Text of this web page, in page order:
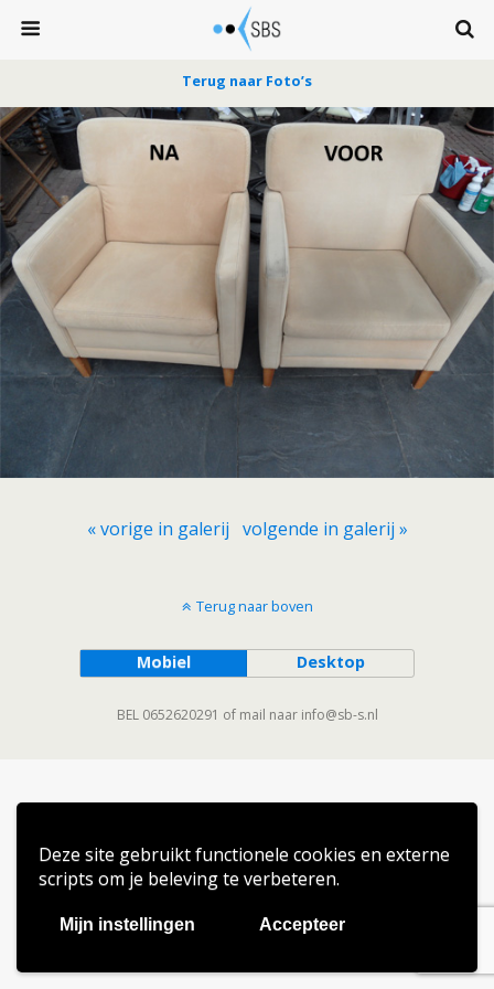
Deze site gebruikt functionele cookies en externe
scripts om je beleving te verbeteren.
Mijn instellingen Accepteer
Terug naar Foto’s
« vorige in galerij volgende in galerij »
Terug naar boven
Mobiel Desktop
BEL 0652620291 of mail naar info@sb-s.nl